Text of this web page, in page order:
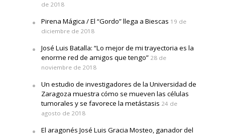
de 2018
Pirena Mágica / El “Gordo” llega a Biescas 19 de
diciembre de 2018
José Luis Batalla: “Lo mejor de mi trayectoria es la
enorme red de amigos que tengo” 28 de
noviembre de 2018
Un estudio de investigadores de la Universidad de
Zaragoza muestra cómo se mueven las células
tumorales y se favorece la metástasis 24 de
agosto de 2018
El aragonés José Luis Gracia Mosteo, ganador del